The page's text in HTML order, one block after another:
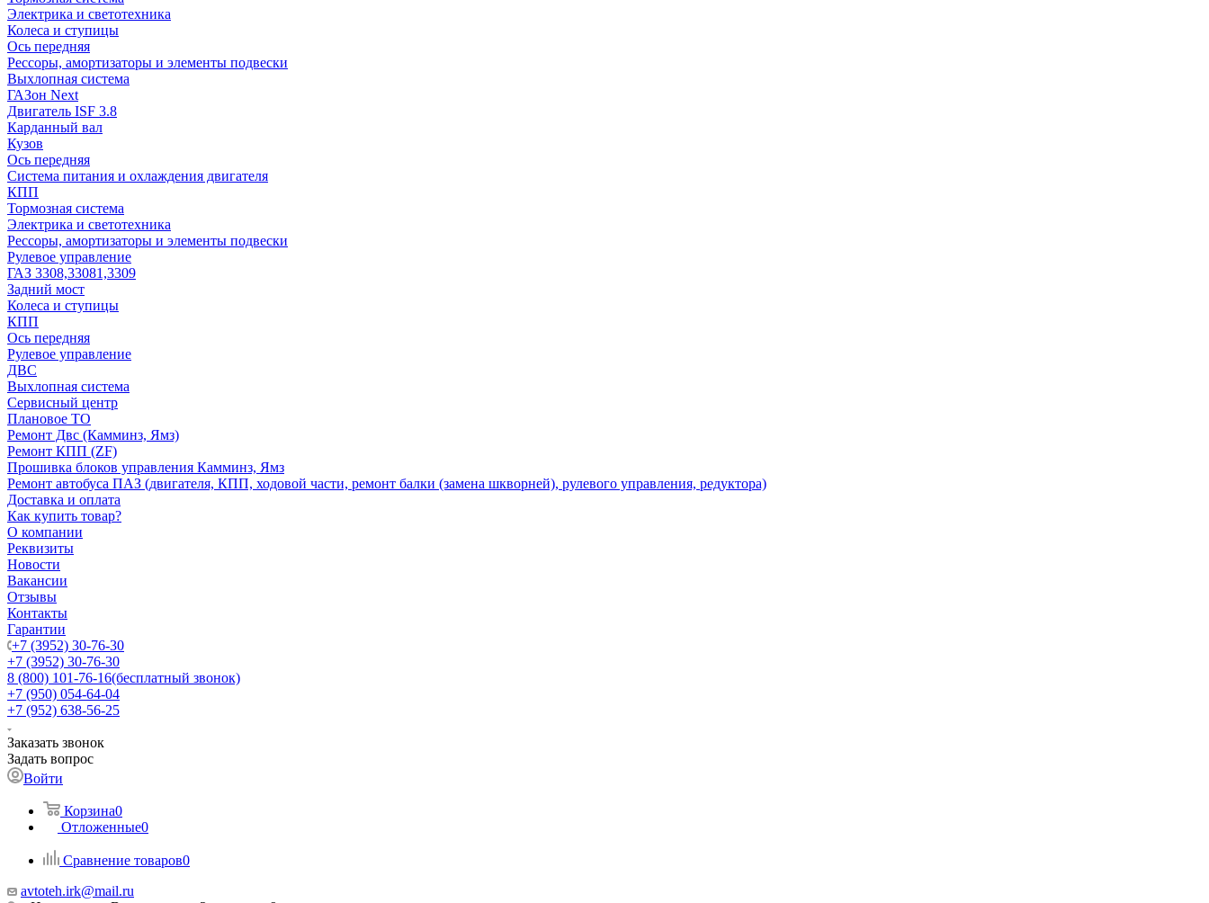
Электрика и светотехника
Колеса и ступицы
Ось передняя
Рессоры, амортизаторы и элементы подвески
Выхлопная система
ГАЗон Next
Двигатель ISF 3.8
Карданный вал
Кузов
Ось передняя
Система питания и охлаждения двигателя
КПП
Тормозная система
Электрика и светотехника
Рессоры, амортизаторы и элементы подвески
Рулевое управление
ГАЗ 3308,33081,3309
Задний мост
Колеса и ступицы
КПП
Ось передняя
Рулевое управление
ДВС
Выхлопная система
Сервисный центр
Плановое ТО
Ремонт Двс (Камминз, Ямз)
Ремонт КПП (ZF)
Прошивка блоков управления Камминз, Ямз
Ремонт автобуса ПАЗ (двигателя, КПП, ходовой части, ремонт балки (замена шкворней), рулевого управления, редуктора)
Доставка и оплата
Как купить товар?
О компании
Реквизиты
Новости
Вакансии
Отзывы
Контакты
Гарантии
+7 (3952) 30-76-30
+7 (3952) 30-76-30
8 (800) 101-76-16(бесплатный звонок)
+7 (950) 054-64-04
+7 (952) 638-56-25
Заказать звонок
Задать вопрос
Войти
Корзина0
Отложенные0
Сравнение товаров0
avtoteh.irk@mail.ru